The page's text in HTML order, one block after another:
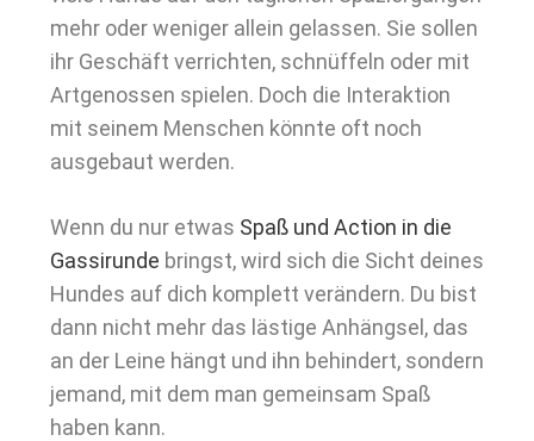
mehr oder weniger allein gelassen. Sie sollen
ihr Geschäft verrichten, schnüffeln oder mit
Artgenossen spielen. Doch die Interaktion
mit seinem Menschen könnte oft noch
ausgebaut werden.
Wenn du nur etwas Spaß und Action in die
Gassirunde bringst, wird sich die Sicht deines
Hundes auf dich komplett verändern. Du bist
dann nicht mehr das lästige Anhängsel, das
an der Leine hängt und ihn behindert, sondern
jemand, mit dem man gemeinsam Spaß
haben kann.